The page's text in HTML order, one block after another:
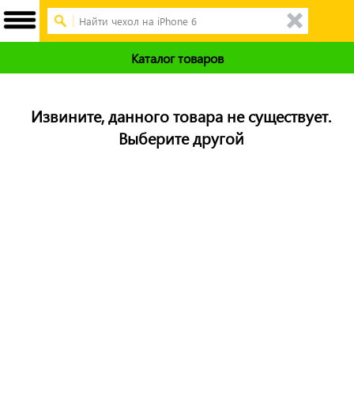
Каталог товаров
Извините, данного товара не существует.
Выберите другой